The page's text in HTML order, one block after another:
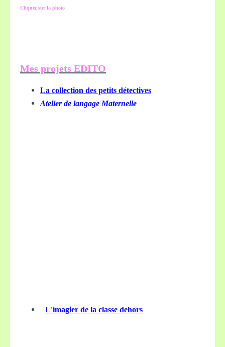
Cliquez sur la photo
Mes projets EDITO
La collection des petits détectives
Atelier de langage Maternelle
L'imagier de la classe dehors